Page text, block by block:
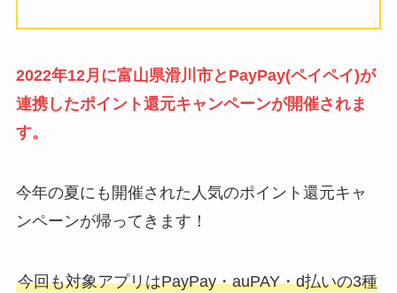
2022年12月に富山県滑川市とPayPay(ペイペイ)が
連携したポイント還元キャンペーンが開催されま
す。
今年の夏にも開催された人気のポイント還元キャ
ンペーンが帰ってきます！
今回も対象アプリはPayPay・auPAY・d払いの3種